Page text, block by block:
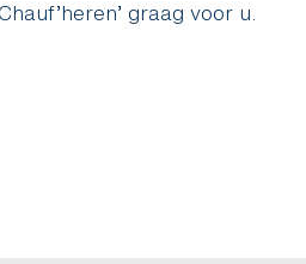
graag voor u.